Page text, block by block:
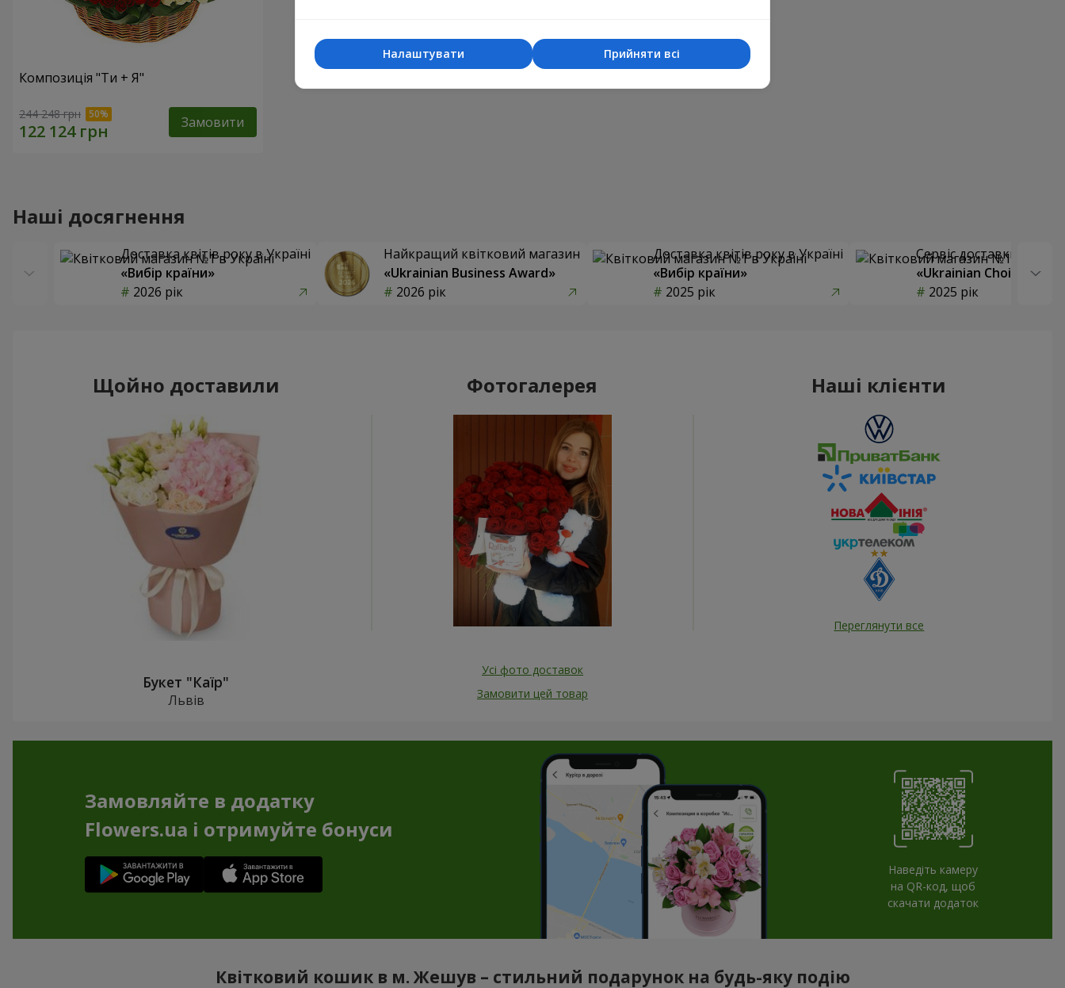
Композиція "Ти + Я"
244 248 грн Замовити
Наші досягнення
Доставка квітів року в Україні
«Вибір країни»
2026 рік
Найкращий квітковий магазин
«Ukrainian Business Award»
2026 рік
Доставка квітів року в Україні
«Вибір країни»
2025 рік
Сервіс доставки квітів
«Ukrainian Choice»
2025 рік
Щойно доставили
Букет "Каїр"
Львів
Фотогалерея
Усі фото доставок
Замовити цей товар
Наші клієнти
Переглянути все
Замовляйте в додатку
Flowers.ua і отримуйте бонуси
Наведіть камеру
на QR-код, щоб
скачати додаток
Квітковий кошик в м. Жешув – стильний подарунок на будь-яку подію
Прийняти всі
Налаштувати